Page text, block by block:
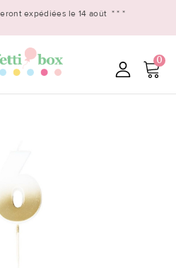
expédiées le 14 août * * *
0